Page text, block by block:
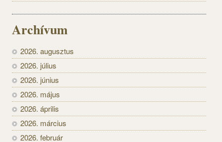
Archívum
2026. augusztus
2026. július
2026. június
2026. május
2026. április
2026. március
2026. február